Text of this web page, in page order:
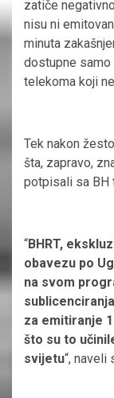
zatiče
nisu ni
minuta
dostupne samo
telekoma koji
Tek nakon
šta, zapravo,
potpisali sa BH
“BHRT,
obavezu po
na svom
za emitiranje
što su to
svijetu“, naveli